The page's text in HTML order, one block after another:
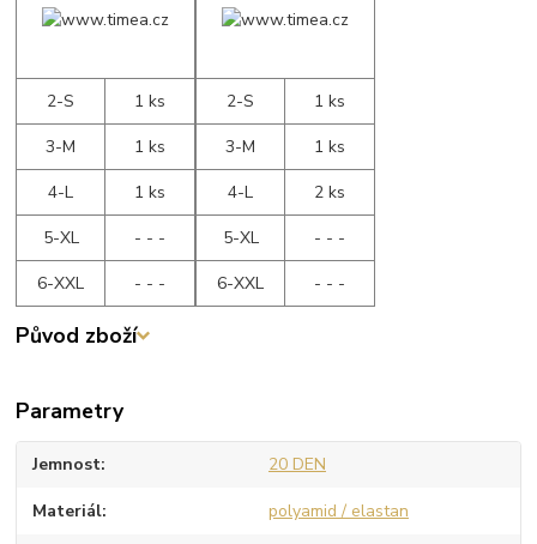
2-S
1 ks
3-M
1 ks
4-L
1 ks
5-XL
- - -
6-XXL
- - -
2-S
1 ks
3-M
1 ks
4-L
2 ks
5-XL
- - -
6-XXL
- - -
Původ zboží
Parametry
Jemnost 20 DEN
Materiál polyamid / elastan